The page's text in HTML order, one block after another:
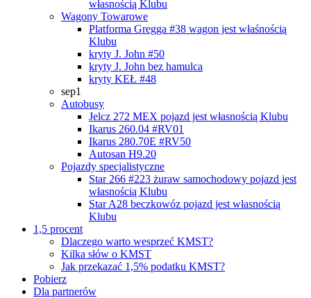
własnością Klubu
Wagony Towarowe
Platforma Gregga #38 wagon jest właśnością
Klubu
kryty J. John #50
kryty J. John bez hamulca
kryty KEŁ #48
sep1
Autobusy
Jelcz 272 MEX pojazd jest własnością Klubu
Ikarus 260.04 #RV01
Ikarus 280.70E #RV50
Autosan H9.20
Pojazdy specjalistyczne
Star 266 #223 żuraw samochodowy pojazd jest
własnością Klubu
Star A28 beczkowóz pojazd jest własnością
Klubu
1,5 procent
Dlaczego warto wesprzeć KMST?
Kilka słów o KMST
Jak przekazać 1,5% podatku KMST?
Pobierz
Dla partnerów